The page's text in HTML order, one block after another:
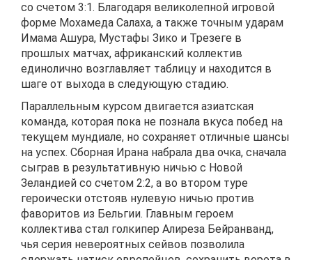
со счетом 3:1. Благодаря великолепной игровой
форме Мохамеда Салаха, а также точным ударам
Имама Ашура, Мустафы Зико и Трезеге в
прошлых матчах, африканский коллектив
единолично возглавляет таблицу и находится в
шаге от выхода в следующую стадию.
Параллельным курсом двигается азиатская
команда, которая пока не познала вкуса побед на
текущем мундиале, но сохраняет отличные шансы
на успех. Сборная Ирана набрала два очка, сначала
сыграв в результативную ничью с Новой
Зеландией со счетом 2:2, а во втором туре
героически отстояв нулевую ничью против
фаворитов из Бельгии. Главным героем
коллектива стал голкипер Алиреза Бейранванд,
чья серия невероятных сейвов позволила